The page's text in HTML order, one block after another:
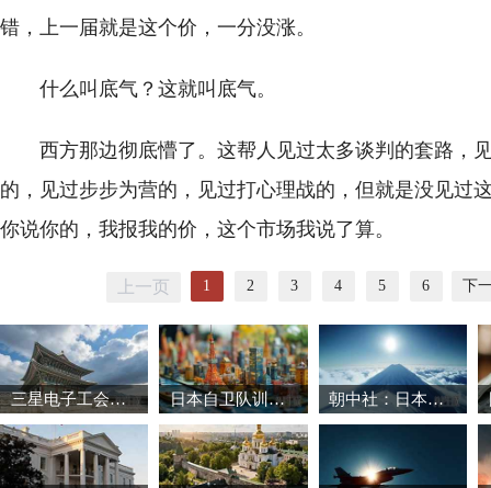
错，上一届就是这个价，一分没涨。
什么叫底气？这就叫底气。
西方那边彻底懵了。这帮人见过太多谈判的套路，
的，见过步步为营的，见过打心理战的，但就是没见
你说你的，我报我的价，这个市场我说了算。
上一页 1 2 3 4 5 6 下
三星电子工会暂缓罢工 韩国股市强劲反弹 日本自卫队训练场爆炸事故致3死1重伤 朝中社：日本推动军国主义复活将触碰“红线”